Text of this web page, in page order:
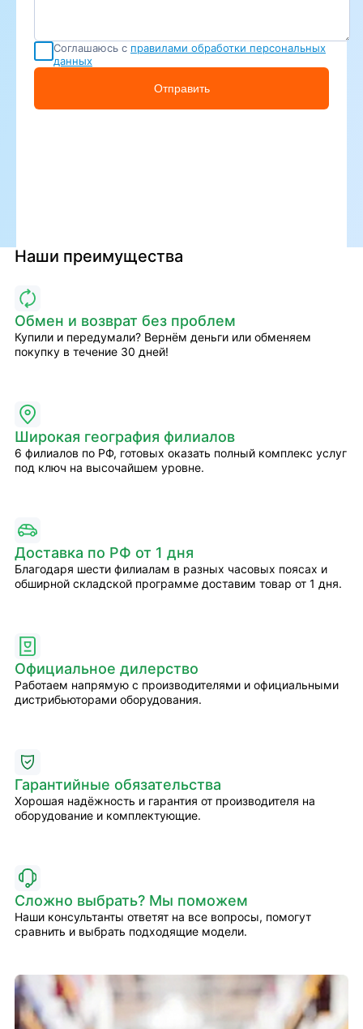
Соглашаюсь с правилами обработки персональных
данных
Отправить
Наши преимущества
Обмен и возврат без проблем
Купили и передумали? Вернём деньги или обменяем
покупку в течение 30 дней!
Широкая география филиалов
6 филиалов по РФ, готовых оказать полный комплекс услуг
под ключ на высочайшем уровне.
Доставка по РФ от 1 дня
Благодаря шести филиалам в разных часовых поясах и
обширной складской программе доставим товар от 1 дня.
Официальное дилерство
Работаем напрямую с производителями и официальными
дистрибьюторами оборудования.
Гарантийные обязательства
Хорошая надёжность и гарантия от производителя на
оборудование и комплектующие.
Сложно выбрать? Мы поможем
Наши консультанты ответят на все вопросы, помогут
сравнить и выбрать подходящие модели.